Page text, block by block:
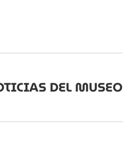
DEL MUSEO